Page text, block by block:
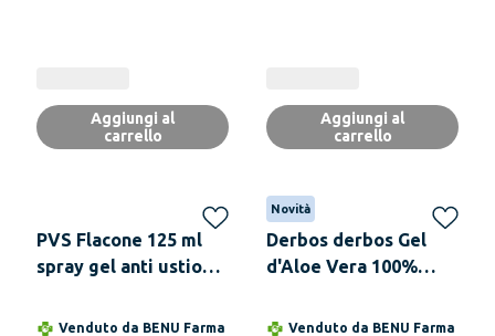
Aggiungi al
carrello
Aggiungi al
carrello
PVS Flacone 125 ml
spray gel anti ustioni
Venduto da BENU Farma
Novità
Derbos derbos Gel
d'Aloe Vera 100%
Venduto da BENU Farma